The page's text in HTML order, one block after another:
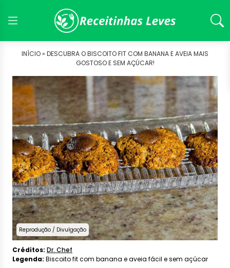
INÍCIO » DESCUBRA O BISCOITO FIT COM BANANA E AVEIA MAIS
GOSTOSO E SEM AÇÚCAR!
Reprodução / Divulgação
Créditos: Dr. Chef
Legenda: Biscoito fit com banana e aveia fácil e sem açúcar